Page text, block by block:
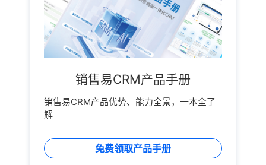
销售易CRM产品手册
销售易CRM产品优势、能力全景，一本全了
解
免费领取产品手册